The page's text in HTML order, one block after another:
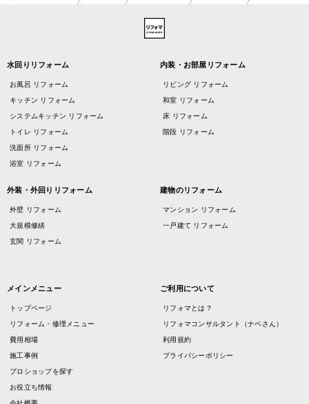
水回りリフォーム
お風呂 リフォーム
キッチン リフォーム
システムキッチン リフォーム
トイレ リフォーム
洗面所 リフォーム
浴室 リフォーム
内装・お部屋リフォーム
リビング リフォーム
和室 リフォーム
床 リフォーム
階段 リフォーム
外装・外回りリフォーム
外壁 リフォーム
大規模修繕
玄関 リフォーム
建物のリフォーム
マンション リフォーム
一戸建て リフォーム
メインメニュー
トップページ
リフォーム・修理メニュー
費用相場
施工事例
プロショップを探す
お役立ち情報
ご利用について
リフォマとは？
リフォマコンサルタント（ナベさん）
利用規約
プライバシーポリシー